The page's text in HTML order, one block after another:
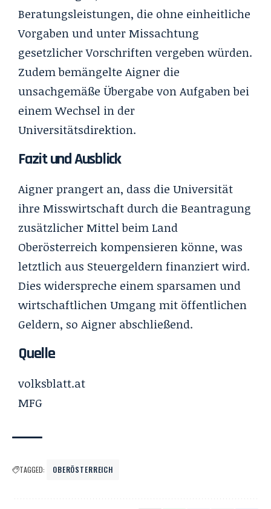
Beratungsleistungen, die ohne einheitliche
Vorgaben und unter Missachtung
gesetzlicher Vorschriften vergeben würden.
Zudem bemängelte Aigner die
unsachgemäße Übergabe von Aufgaben bei
einem Wechsel in der
Universitätsdirektion.
Fazit und Ausblick
Aigner prangert an, dass die Universität
ihre Misswirtschaft durch die Beantragung
zusätzlicher Mittel beim Land
Oberösterreich kompensieren könne, was
letztlich aus Steuergeldern finanziert wird.
Dies widerspreche einem sparsamen und
wirtschaftlichen Umgang mit öffentlichen
Geldern, so Aigner abschließend.
Quelle
volksblatt.at
MFG
TAGGED: OBERÖSTERREICH